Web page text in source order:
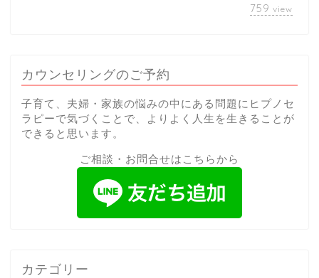
759 view
カウンセリングのご予約
子育て、夫婦・家族の悩みの中にある問題にヒプノセ
ラピーで気づくことで、よりよく人生を生きることが
できると思います。
ご相談・お問合せはこちらから
カテゴリー